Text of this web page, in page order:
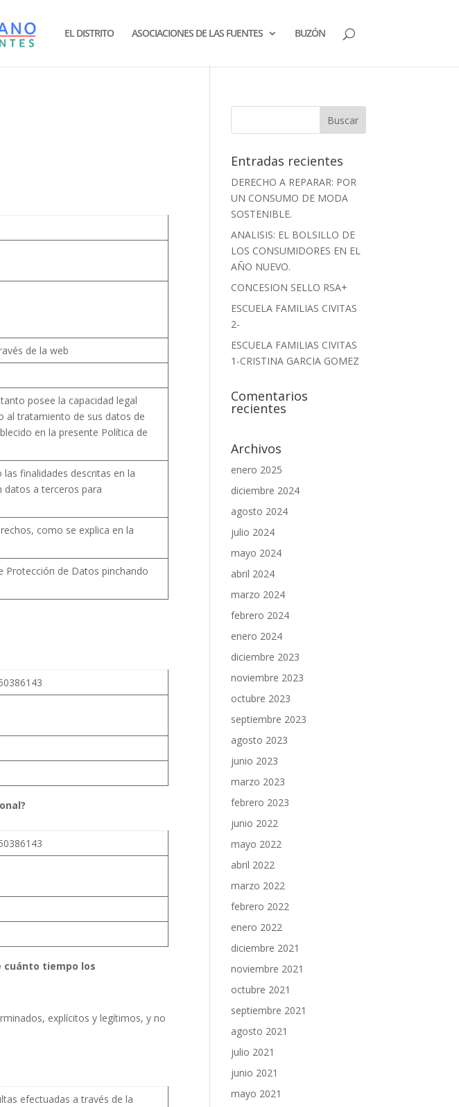
EL DISTRITO ASOCIACIONES DE LAS FUENTES BUZÓN
de la web
posee la capacidad legal
al tratamiento de sus datos de
en la presente Política de
finalidades descritas en la
datos a terceros para
como se explica en la
Protección de Datos pinchando
cuánto tiempo los
explícitos y legítimos, y no
efectuadas a través de la
Entradas recientes
DERECHO A REPARAR: POR
UN CONSUMO DE MODA
SOSTENIBLE.
ANALISIS: EL BOLSILLO DE
LOS CONSUMIDORES EN EL
AÑO NUEVO.
CONCESION SELLO RSA+
ESCUELA FAMILIAS CIVITAS
2-
ESCUELA FAMILIAS CIVITAS
1-CRISTINA GARCIA GOMEZ
Comentarios
recientes
Archivos
enero 2025
diciembre 2024
agosto 2024
julio 2024
mayo 2024
abril 2024
marzo 2024
febrero 2024
enero 2024
diciembre 2023
noviembre 2023
octubre 2023
septiembre 2023
agosto 2023
junio 2023
marzo 2023
febrero 2023
junio 2022
mayo 2022
abril 2022
marzo 2022
febrero 2022
enero 2022
diciembre 2021
noviembre 2021
octubre 2021
septiembre 2021
agosto 2021
julio 2021
junio 2021
mayo 2021